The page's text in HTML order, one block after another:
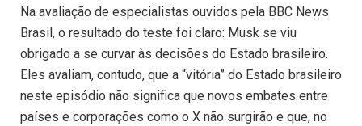
Na avaliação de especialistas ouvidos pela BBC News
Brasil, o resultado do teste foi claro: Musk se viu
obrigado a se curvar às decisões do Estado brasileiro.
Eles avaliam, contudo, que a “vitória” do Estado brasileiro
neste episódio não significa que novos embates entre
países e corporações como o X não surgirão e que, no